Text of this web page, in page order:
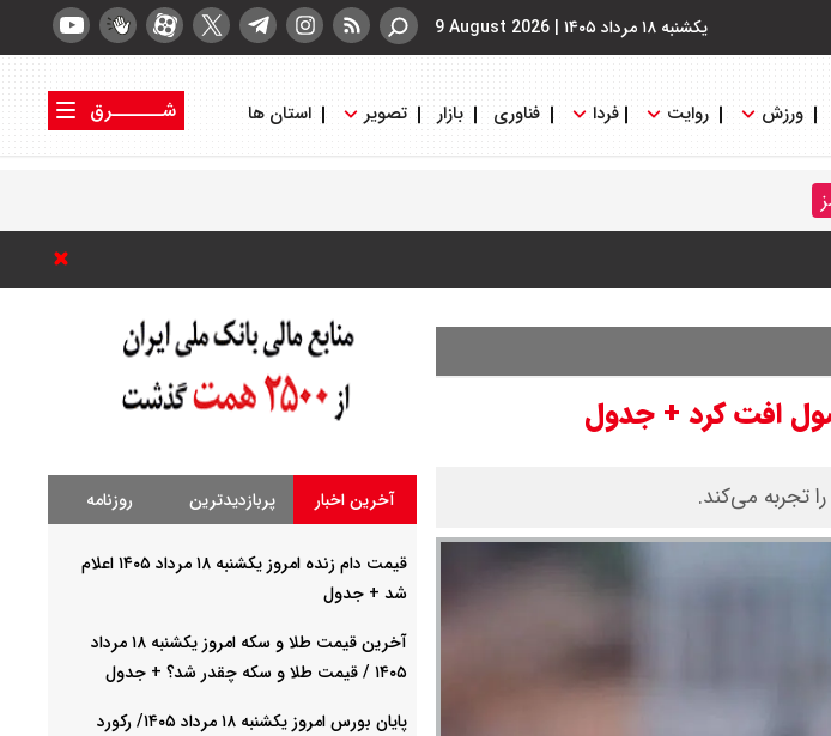
یکشنبه ۱۸ مرداد ۱۴۰۵ |
9 August 2026
ورزش روایت فردا فناوری بازار تصویر استان ها
شــــــرق
سازمان ملل بیشتر شد
آخرین اخبار پربازدیدترین روزنامه
قیمت دام زنده امروز یکشنبه ۱۸ مرداد ۱۴۰۵ اعلام
شد + جدول
آخرین قیمت طلا و سکه امروز یکشنبه ۱۸ مرداد
۱۴۰۵ / قیمت طلا و سکه چقدر شد؟ + جدول
پایان بورس امروز یکشنبه ۱۸ مرداد ۱۴۰۵/ رکورد